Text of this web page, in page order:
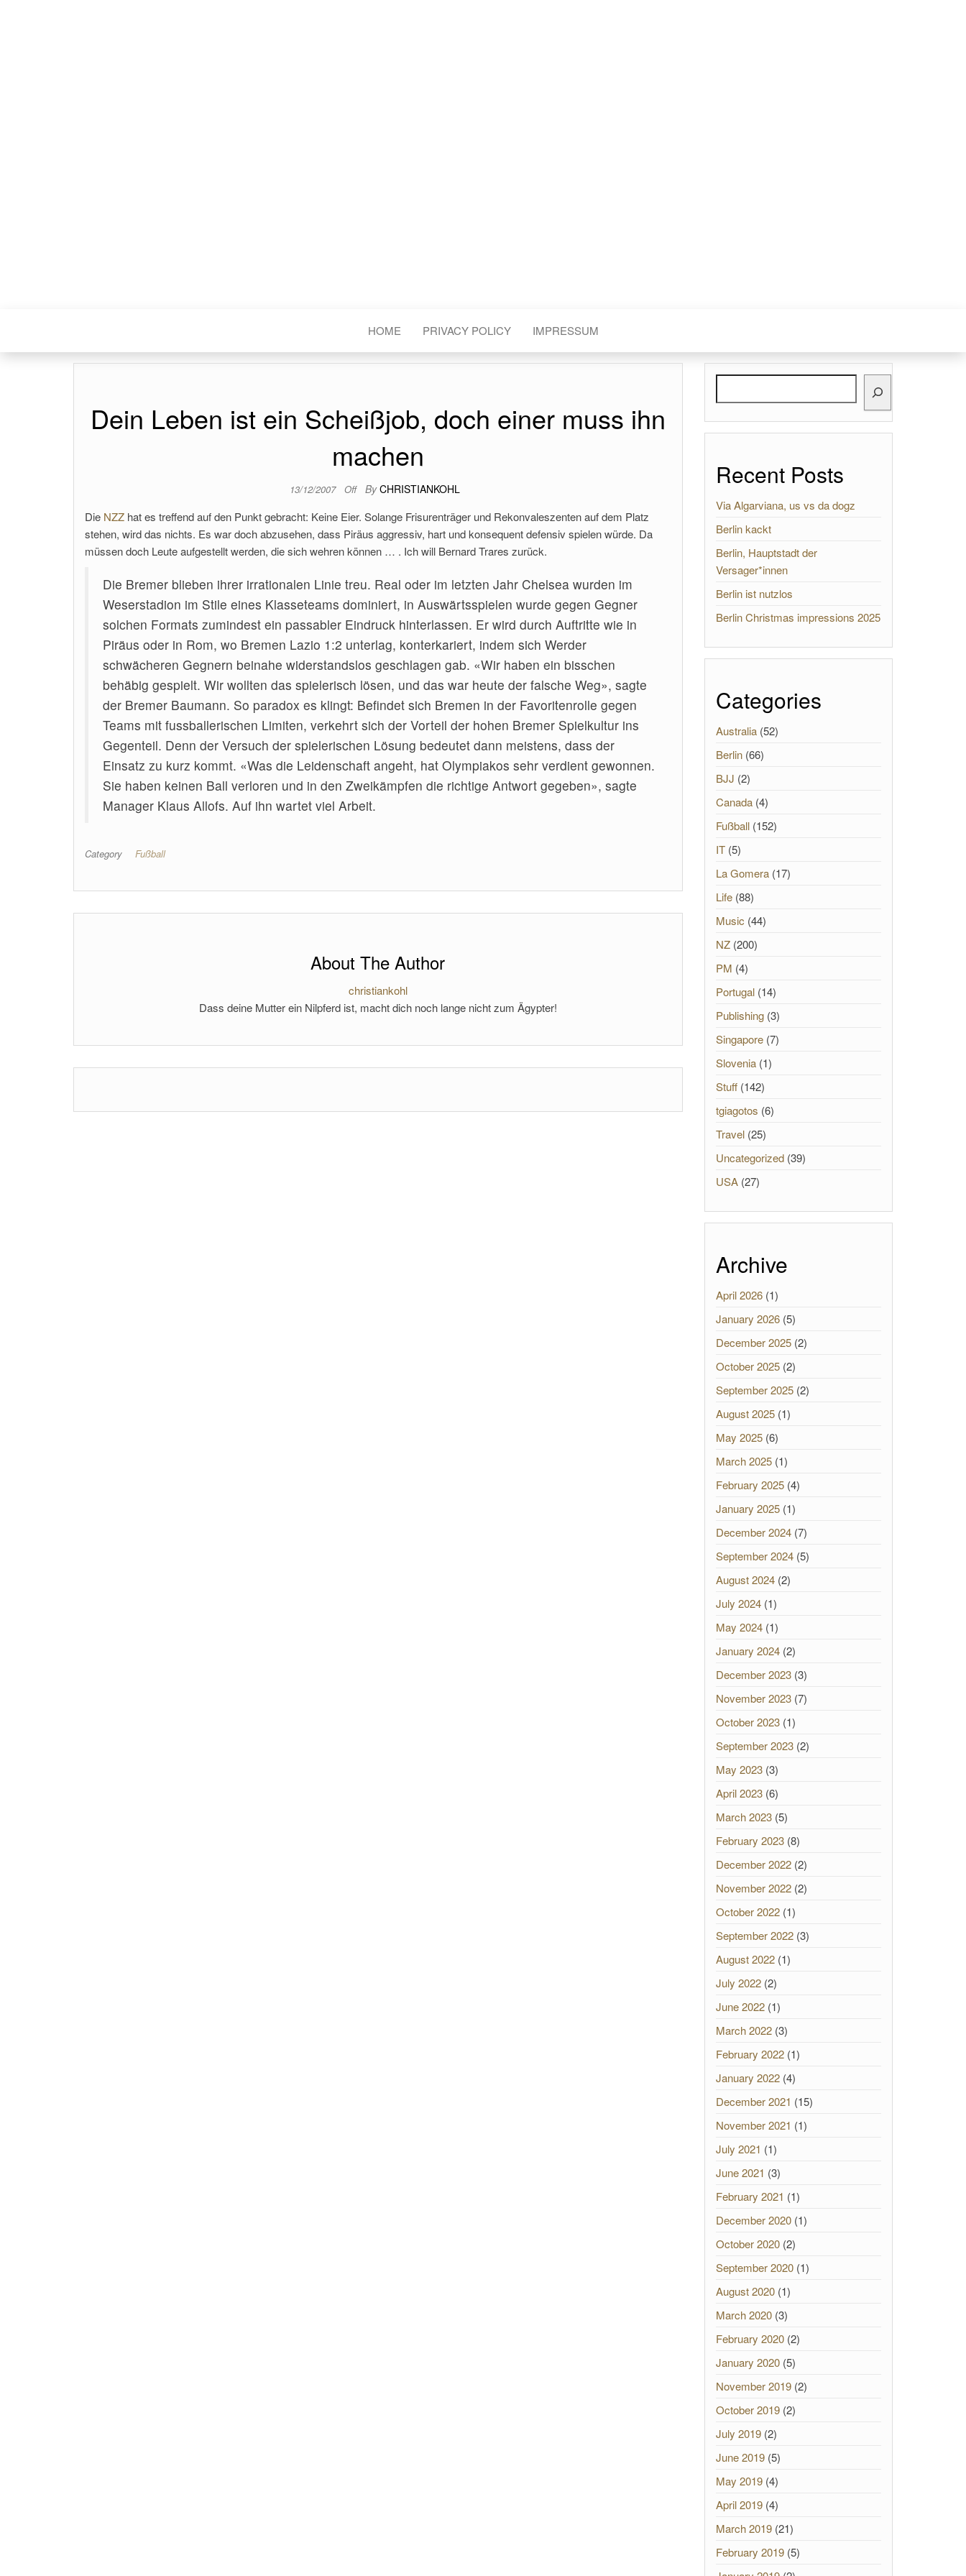
HOME PRIVACY POLICY IMPRESSUM
Dein Leben ist ein Scheißjob, doch einer muss ihn
machen
13/12/2007 Off By CHRISTIANKOHL
Die NZZ hat es treffend auf den Punkt gebracht: Keine Eier. Solange Frisurenträger und Rekonvaleszenten auf dem Platz
stehen, wird das nichts. Es war doch abzusehen, dass Piräus aggressiv, hart und konsequent defensiv spielen würde. Da
müssen doch Leute aufgestellt werden, die sich wehren können … . Ich will Bernard Trares zurück.
Die Bremer blieben ihrer irrationalen Linie treu. Real oder im letzten Jahr Chelsea wurden im
Weserstadion im Stile eines Klasseteams dominiert, in Auswärtsspielen wurde gegen Gegner
solchen Formats zumindest ein passabler Eindruck hinterlassen. Er wird durch Auftritte wie in
Piräus oder in Rom, wo Bremen Lazio 1:2 unterlag, konterkariert, indem sich Werder
schwächeren Gegnern beinahe widerstandslos geschlagen gab. «Wir haben ein bisschen
behäbig gespielt. Wir wollten das spielerisch lösen, und das war heute der falsche Weg», sagte
der Bremer Baumann. So paradox es klingt: Befindet sich Bremen in der Favoritenrolle gegen
Teams mit fussballerischen Limiten, verkehrt sich der Vorteil der hohen Bremer Spielkultur ins
Gegenteil. Denn der Versuch der spielerischen Lösung bedeutet dann meistens, dass der
Einsatz zu kurz kommt. «Was die Leidenschaft angeht, hat Olympiakos sehr verdient gewonnen.
Sie haben keinen Ball verloren und in den Zweikämpfen die richtige Antwort gegeben», sagte
Manager Klaus Allofs. Auf ihn wartet viel Arbeit.
Category Fußball
About The Author
christiankohl
Dass deine Mutter ein Nilpferd ist, macht dich noch lange nicht zum Ägypter!
Recent Posts
Via Algarviana, us vs da dogz
Berlin kackt
Berlin, Hauptstadt der
Versager*innen
Berlin ist nutzlos
Berlin Christmas impressions 2025
Categories
Australia(52)
Berlin(66)
BJJ (2)
Canada(4)
Fußball(152)
IT(5)
La Gomera(17)
Life(88)
Music (44)
NZ(200)
PM (4)
Portugal(14)
Publishing(3)
Singapore(7)
Slovenia(1)
Stuff(142)
tgiagotos (6)
Travel(25)
Uncategorized(39)
USA(27)
Archive
April 2026(1)
January 2026(5)
December 2025(2)
October 2025(2)
September 2025(2)
August 2025(1)
May 2025(6)
March 2025(1)
February 2025(4)
January 2025(1)
December 2024(7)
September 2024(5)
August 2024(2)
July 2024(1)
May 2024(1)
January 2024(2)
December 2023(3)
November 2023(7)
October 2023(1)
September 2023(2)
May 2023(3)
April 2023(6)
March 2023(5)
February 2023(8)
December 2022(2)
November 2022(2)
October 2022(1)
September 2022(3)
August 2022(1)
July 2022(2)
June 2022(1)
March 2022(3)
February 2022(1)
January 2022(4)
December 2021 (15)
November 2021 (1)
July 2021 (1)
June 2021 (3)
February 2021 (1)
December 2020(1)
October 2020(2)
September 2020(1)
August 2020(1)
March 2020(3)
February 2020(2)
January 2020(5)
November 2019(2)
October 2019(2)
July 2019(2)
June 2019(5)
May 2019(4)
April 2019(4)
March 2019(21)
February 2019(5)